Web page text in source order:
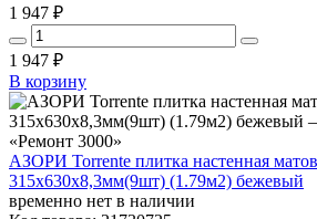
1 947 ₽
1 947 ₽
В корзину
АЗОРИ Torrente плитка настенная
315x630x8,3мм(9шт) (1.79м2) бежевый
временно нет в наличии